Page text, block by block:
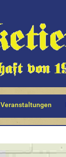
Veranstaltungen